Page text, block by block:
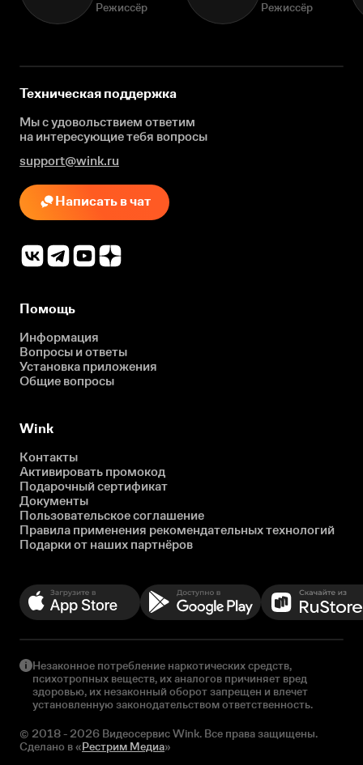
Режиссёр Режиссёр
Техническая поддержка
Мы с удовольствием ответим
на интересующиетебя вопросы
support@wink.ru
Написать в чат
Помощь
Информация
Вопросы и ответы
Установка приложения
Общие вопросы
Wink
Контакты
Активировать промокод
Подарочный сертификат
Документы
Пользовательское соглашение
Правила применения рекомендательных технологий
Подарки от наших партнёров
Незаконное потребление наркотических средств,
психотропных веществ, их аналогов причиняет вред
здоровью, их незаконный оборот запрещен и влечет
установленную законодательством ответственность.
© 2018 - 2026 Видеосервис Wink. Все права защищены.
Сделано в «Рестрим Медиа»